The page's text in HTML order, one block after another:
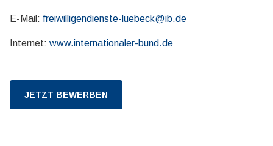
E-Mail: freiwilligendienste-luebeck@ib.de
Internet: www.internationaler-bund.de
JETZT BEWERBEN